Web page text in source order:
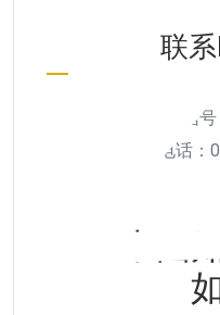
联系
微信
电话：
2026中国